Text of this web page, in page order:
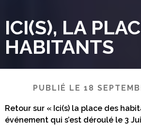
ICI(S), LA
HABITANTS
PUBLIÉ LE 18
Retour sur « Ici(s) la place des
événement qui s’est déroulé le 3